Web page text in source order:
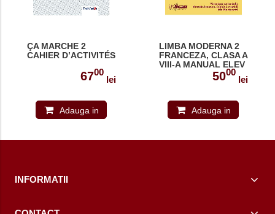
ÇA MARCHE 2
CAHIER D’ACTIVITÉS
6700
lei
Adauga in
LIMBA MODERNA 2
FRANCEZA, CLASA A
VIII-A MANUAL ELEV
5000
lei
Adauga in
INFORMATII